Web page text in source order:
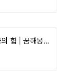
잠재의식 활용, 쉽게 만드는 꿈의 힘 | 꿈해몽으로 인생을 변화시키는 법